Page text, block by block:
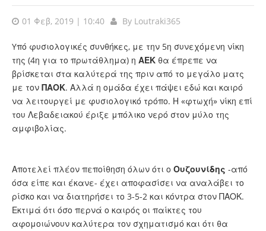
01 Φεβ, 2019 | 10:40 By Loutraki365
Yπό φυσιολογικές συνθήκες, με την 5η συνεχόμενη νίκη
της (4η για το πρωτάθλημα) η ΑΕΚ θα έπρεπε να
βρίσκεται στα καλύτερά της πριν από το μεγάλο ματς
με τον ΠΑΟΚ. Αλλά η ομάδα έχει πάψει εδώ και καιρό
να λειτουργεί με φυσιολογικό τρόπο. Η «φτωχή» νίκη επί
του Λεβαδειακού έριξε μπόλικο νερό στον μύλο της
αμφιβολίας.
Αποτελεί πλέον πεποίθηση όλων ότι ο Ουζουνίδης -από
όσα είπε και έκανε- έχει αποφασίσει να αναλάβει το
ρίσκο και να διατηρήσει το 3-5-2 και κόντρα στον ΠΑΟΚ.
Εκτιμά ότι όσο περνά ο καιρός οι παίκτες του
αφομοιώνουν καλύτερα τον σχηματισμό και ότι θα